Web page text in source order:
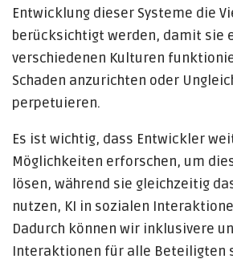
Entwicklung dieser Systeme die
berücksichtigt werden, damit sie
verschiedenen Kulturen
Schaden anzurichten oder
perpetuieren.
Es ist wichtig, dass Entwickler
Möglichkeiten erforschen, um
lösen, während sie gleichzeitig
nutzen, KI in sozialen
Dadurch können wir inklusivere
Interaktionen für alle Beteiligten